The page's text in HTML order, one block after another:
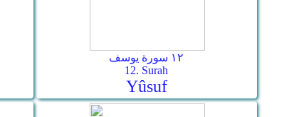
١٢ سورة يوسف
12. Surah
Yûsuf